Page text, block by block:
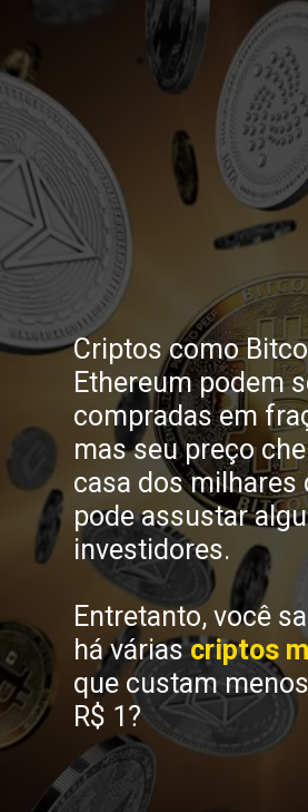
Criptos como
Ethereum podem
compradas em
mas seu preço
casa dos milhares
pode assustar
investidores.
Entretanto, você
há váriascriptos
que custam
R$ 1?